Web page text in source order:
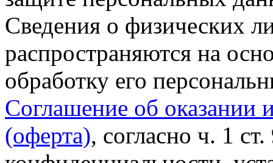
Сведения о физических
распространяются на
обработку его
Соглашение об оказании
(оферта), согласно ч. 1